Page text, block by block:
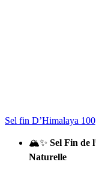
Sel fin D’Himalaya
🏔️✨ Sel Fin de
Naturelle